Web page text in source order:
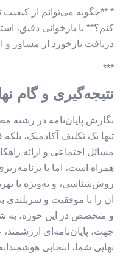
* **چگونه می‌توانم از
کنم؟** با بازخوانی دقیق،
دریافت بازخورد از مشاور و
***
نتیجه‌گیری و گام
نگارش پایان‌نامه در رشته
تنها یک تکلیف آکادمیک،
مسائل اجتماعی و ارائه
همراه است، اما با
روش‌شناسی، و به‌ویژه با
آن را با موفقیت و سربلندی
و متخصص در این حوزه، به
جهت، پایان‌نامه‌ای ارزشمند،
نهایی شما، انتخابی